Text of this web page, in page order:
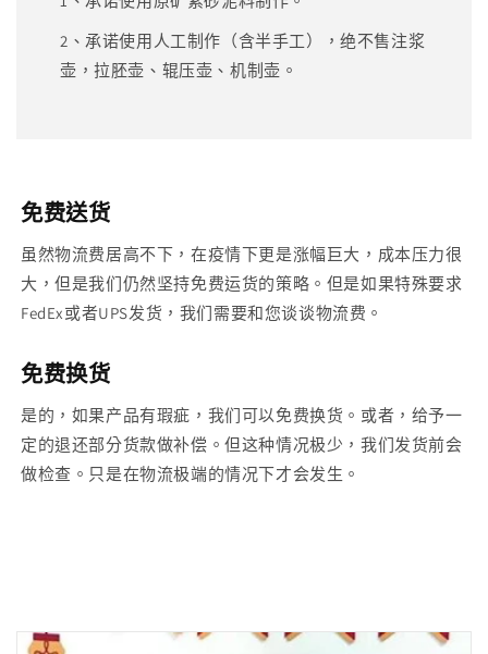
2、承诺使用人工制作（含半手工），绝不售注浆
壶，拉胚壶、辊压壶、机制壶。
免费送货
虽然物流费居高不下，在疫情下更是涨幅巨大，成本压力很
大，但是我们仍然坚持免费运货的策略。但是如果特殊要求
FedEx或者UPS发货，我们需要和您谈谈物流费。
免费换货
是的，如果产品有瑕疵，我们可以免费换货。或者，给予一
定的退还部分货款做补偿。但这种情况极少，我们发货前会
做检查。只是在物流极端的情况下才会发生。